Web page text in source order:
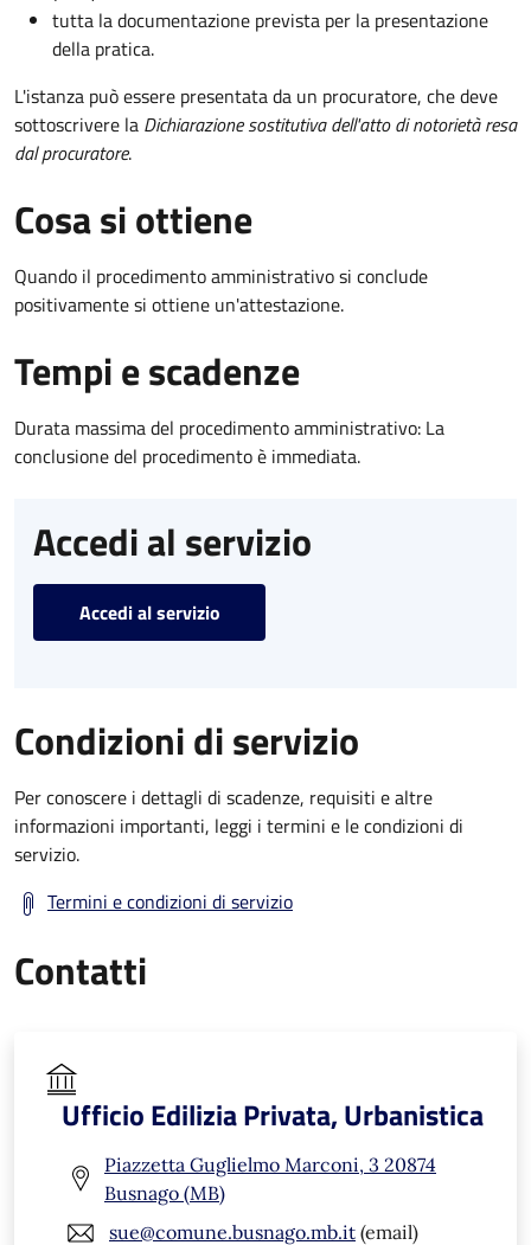
tutta la documentazione prevista per la presentazione
della pratica.
L'istanza può essere presentata da un procuratore, che deve
sottoscrivere la Dichiarazione sostitutiva dell'atto di notorietà resa
dal procuratore.
Cosa si ottiene
Quando il procedimento amministrativo si conclude
positivamente si ottiene un'attestazione.
Tempi e scadenze
Durata massima del procedimento amministrativo: La
conclusione del procedimento è immediata.
Accedi al servizio
Accedi al servizio
Condizioni di servizio
Per conoscere i dettagli di scadenze, requisiti e altre
informazioni importanti, leggi i termini e le condizioni di
servizio.
Termini e condizioni di servizio
Contatti
Ufficio Edilizia Privata, Urbanistica
Piazzetta Guglielmo Marconi, 3 20874
Busnago (MB)
sue@comune.busnago.mb.it (email)